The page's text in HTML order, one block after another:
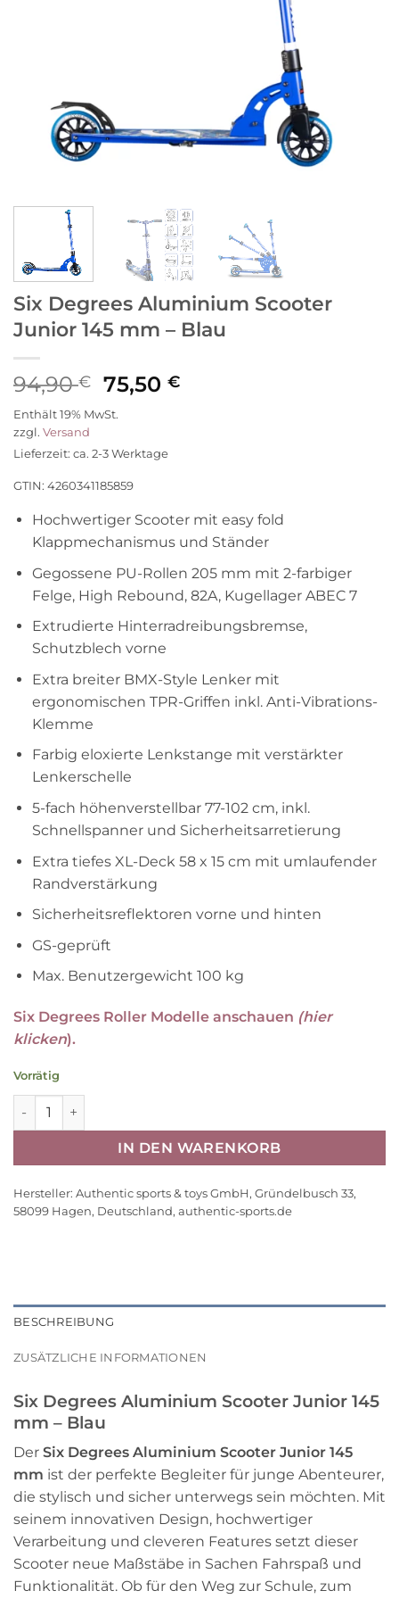
Six Degrees Aluminium Scooter
Junior 145 mm – Blau
94,90€
Ursprünglicher
Preis
war:
94,90 €
75,50€Aktueller
Enthält 19% MwSt.
zzgl. Versand
Lieferzeit: ca. 2-3 Werktage
GTIN: 4260341185859
Hochwertiger Scooter mit easy fold
Klappmechanismus und Ständer
Gegossene PU-Rollen 205 mm mit 2-farbiger
Felge, High Rebound, 82A, Kugellager ABEC 7
Extrudierte Hinterradreibungsbremse,
Schutzblech vorne
Extra breiter BMX-Style Lenker mit
ergonomischen TPR-Griffen inkl. Anti-Vibrations-
Klemme
Farbig eloxierte Lenkstange mit verstärkter
Lenkerschelle
5-fach höhenverstellbar 77-102 cm, inkl.
Schnellspanner und Sicherheitsarretierung
Extra tiefes XL-Deck 58 x 15 cm mit umlaufender
Randverstärkung
Sicherheitsreflektoren vorne und hinten
GS-geprüft
Max. Benutzergewicht 100 kg
Six Degrees Roller Modelle anschauen (hier
klicken).
Vorrätig
Six Degrees Aluminium Scooter Junior 145 mm – Blau
IN DEN WARENKORB
Hersteller: Authentic sports & toys GmbH, Gründelbusch 33,
58099 Hagen, Deutschland, authentic-sports.de
BESCHREIBUNG
ZUSÄTZLICHE INFORMATIONEN
Six Degrees Aluminium Scooter Junior 145
mm – Blau
Der Six Degrees Aluminium Scooter Junior 145
mm ist der perfekte Begleiter für junge Abenteurer,
die stylisch und sicher unterwegs sein möchten. Mit
seinem innovativen Design, hochwertiger
Verarbeitung und cleveren Features setzt dieser
Scooter neue Maßstäbe in Sachen Fahrspaß und
Funktionalität. Ob für den Weg zur Schule, zum